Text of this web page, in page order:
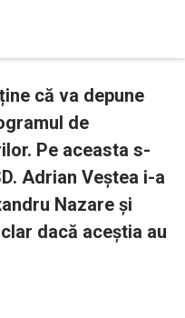
că va depune
de
Pe aceasta s-
Adrian Veștea i-a
Nazare și
dacă aceștia au